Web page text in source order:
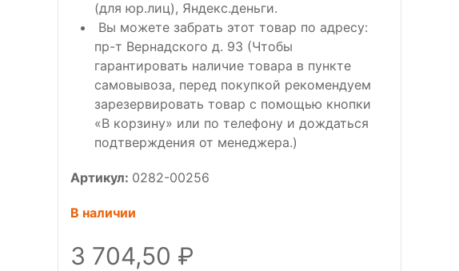
(для юр.лиц), Яндекс.деньги.
Вы можете забрать этот товар по адресу:
пр-т Вернадского д. 93 (Чтобы
гарантировать наличие товара в пункте
самовывоза, перед покупкой рекомендуем
зарезервировать товар с помощью кнопки
«В корзину» или по телефону и дождаться
подтверждения от менеджера.)
Артикул: 0282-00256
В наличии
3 704,50